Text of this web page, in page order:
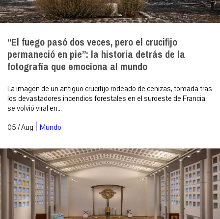
“El fuego pasó dos veces, pero el crucifijo
permaneció en pie”: la historia detrás de la
fotografía que emociona al mundo
La imagen de un antiguo crucifijo rodeado de cenizas, tomada tras
los devastadores incendios forestales en el suroeste de Francia,
se volvió viral en...
05 / Aug | Mundo